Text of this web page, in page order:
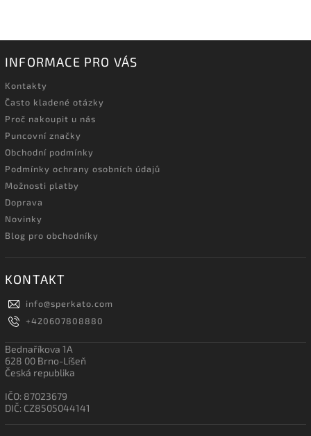
INFORMACE PRO VÁS
Kontakty
Často kladené otázky
Proč nakoupit u nás
Puncovní značky
Obchodní podmínky
Podmínky ochrany osobních údajů
Možnosti platby
Doprava
Novinky
Blog pro obchodníky
KONTAKT
info@sperkato.com
+420607808880
Bednaříkova 1A
628 00 Brno-Líšeň
Česká republika
IČO: 87023679
DIČ: CZ8505044141